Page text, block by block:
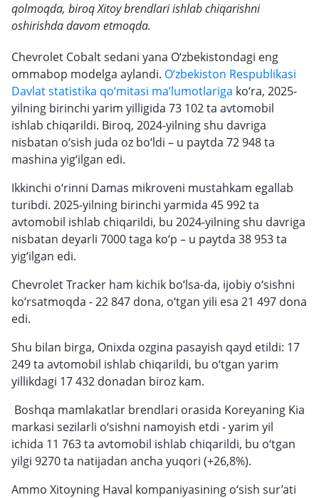
qolmoqda, biroq Xitoy brendlari ishlab chiqarishni
oshirishda davom etmoqda.
Chevrolet Cobalt sedani yana O‘zbekistondagi eng
ommabop modelga aylandi. O‘zbekiston Respublikasi
Davlat statistika qo‘mitasi ma’lumotlariga ko‘ra, 2025-
yilning birinchi yarim yilligida 73 102 ta avtomobil
ishlab chiqarildi. Biroq, 2024-yilning shu davriga
nisbatan o‘sish juda oz bo‘ldi – u paytda 72 948 ta
mashina yig‘ilgan edi.
Ikkinchi o‘rinni Damas mikroveni mustahkam egallab
turibdi. 2025-yilning birinchi yarmida 45 992 ta
avtomobil ishlab chiqarildi, bu 2024-yilning shu davriga
nisbatan deyarli 7000 taga ko‘p – u paytda 38 953 ta
yig‘ilgan edi.
Chevrolet Tracker ham kichik bo‘lsa-da, ijobiy o‘sishni
ko‘rsatmoqda - 22 847 dona, o‘tgan yili esa 21 497 dona
edi.
Shu bilan birga, Onixda ozgina pasayish qayd etildi: 17
249 ta avtomobil ishlab chiqarildi, bu o‘tgan yarim
yillikdagi 17 432 donadan biroz kam.
Boshqa mamlakatlar brendlari orasida Koreyaning Kia
markasi sezilarli o‘sishni namoyish etdi - yarim yil
ichida 11 763 ta avtomobil ishlab chiqarildi, bu o‘tgan
yilgi 9270 ta natijadan ancha yuqori (+26,8%).
Ammo Xitoyning Haval kompaniyasining o‘sish sur’ati